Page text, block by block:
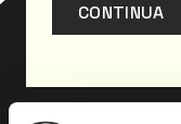
CONTINUA